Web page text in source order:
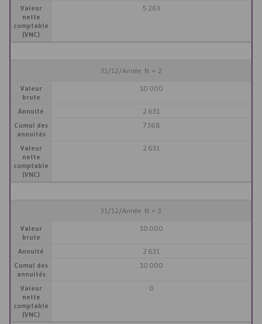
Valeur
nette
comptable
(VNC)
5 263
31/12/Année N + 2
Valeur
brute
10 000
Annuité
2 631
Cumul des
annuités
7 368
Valeur
nette
comptable
(VNC)
2 631
31/12/Année N + 3
Valeur
brute
10 000
Annuité
2 631
Cumul des
annuités
10 000
Valeur
nette
comptable
(VNC)
0